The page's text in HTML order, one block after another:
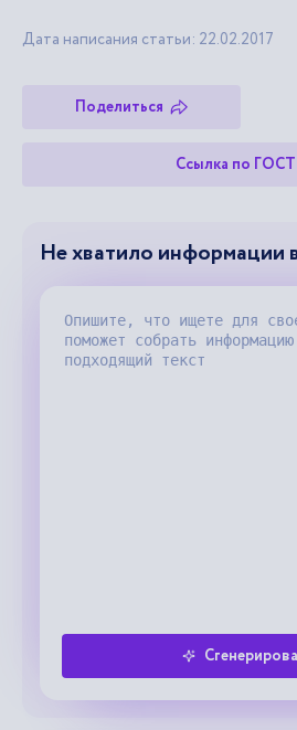
Дата написания статьи: 22.02.2017
Поделиться
Ссылка по ГОСТ
Не хватило информации